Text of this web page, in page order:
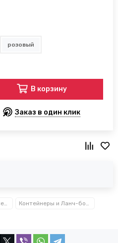
розовый
В корзину
Заказ в один клик
Посуда, кухонные аксессуары и принадлежности TM Kamille TM Ofenbach Контейнеры и Ланч-боксы Kamille™